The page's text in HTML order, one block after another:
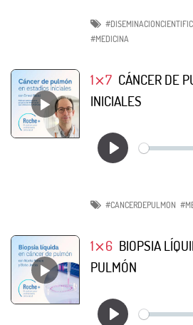
#MEDICINA
1⨯7 CÁNCER DE
INICIALES
#CANCERDEPULMON
1⨯6 BIOPSIA
PULMÓN